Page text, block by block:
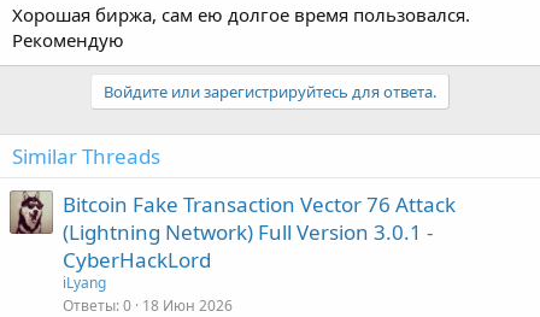
Хорошая биржа, сам ею долгое время пользовался.
Рекомендую
Войдите или зарегистрируйтесь для ответа.
Similar Threads
Bitcoin Fake Transaction Vector 76 Attack
(Lightning Network) Full Version 3.0.1 -
CyberHackLord
iLyang
Ответы 0 18 Июн 2026